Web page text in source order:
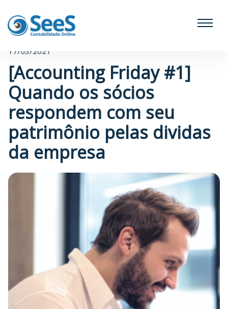
← Voltar para o blog
17/03/2021
[Accounting Friday #1]
Quando os sócios
respondem com seu
patrimônio pelas dividas
da empresa